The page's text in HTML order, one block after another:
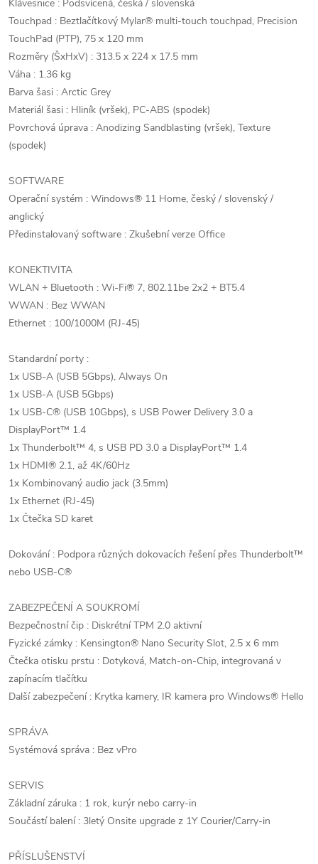
Klávesnice : Podsvícená, česká / slovenská
Touchpad : Beztlačítkový Mylar® multi-touch touchpad, Precision
TouchPad (PTP), 75 x 120 mm
Rozměry (ŠxHxV) : 313.5 x 224 x 17.5 mm
Váha : 1.36 kg
Barva šasi : Arctic Grey
Materiál šasi : Hliník (vršek), PC-ABS (spodek)
Povrchová úprava : Anodizing Sandblasting (vršek), Texture
(spodek)
SOFTWARE
Operační systém : Windows® 11 Home, český / slovenský /
anglický
Předinstalovaný software : Zkušební verze Office
KONEKTIVITA
WLAN + Bluetooth : Wi-Fi® 7, 802.11be 2x2 + BT5.4
WWAN : Bez WWAN
Ethernet : 100/1000M (RJ-45)
Standardní porty :
1x USB-A (USB 5Gbps), Always On
1x USB-A (USB 5Gbps)
1x USB-C® (USB 10Gbps), s USB Power Delivery 3.0 a
DisplayPort™ 1.4
1x Thunderbolt™ 4, s USB PD 3.0 a DisplayPort™ 1.4
1x HDMI® 2.1, až 4K/60Hz
1x Kombinovaný audio jack (3.5mm)
1x Ethernet (RJ-45)
1x Čtečka SD karet
Dokování : Podpora různých dokovacích řešení přes Thunderbolt™
nebo USB-C®
ZABEZPEČENÍ A SOUKROMÍ
Bezpečnostní čip : Diskrétní TPM 2.0 aktivní
Fyzické zámky : Kensington® Nano Security Slot, 2.5 x 6 mm
Čtečka otisku prstu : Dotyková, Match-on-Chip, integrovaná v
zapínacím tlačítku
Další zabezpečení : Krytka kamery, IR kamera pro Windows® Hello
SPRÁVA
Systémová správa : Bez vPro
SERVIS
Základní záruka : 1 rok, kurýr nebo carry-in
Součástí balení : 3letý Onsite upgrade z 1Y Courier/Carry-in
PŘÍSLUŠENSTVÍ